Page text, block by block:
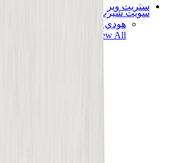
ستريت وير
سويت شيرت وهوديز
هودي كروم هارتس
View All